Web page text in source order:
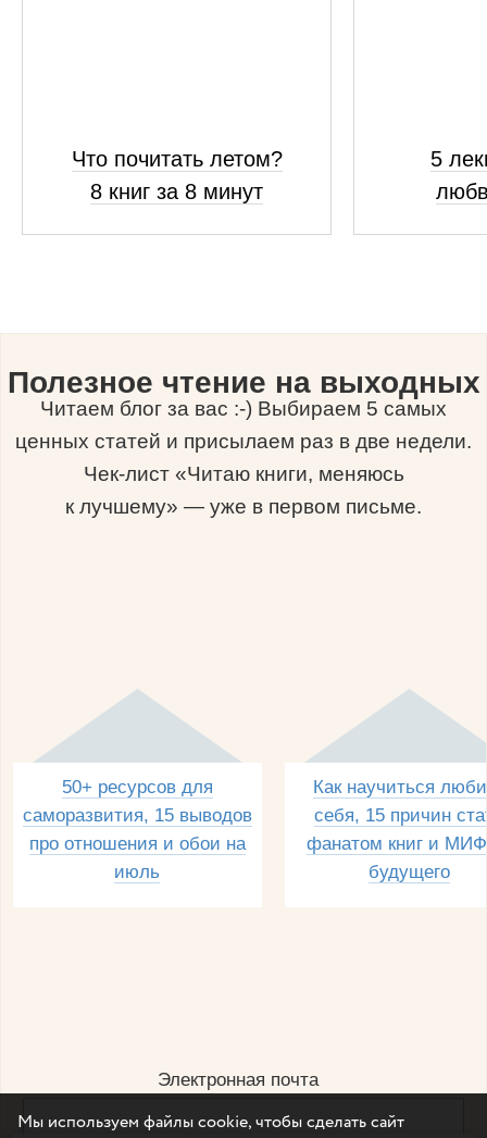
Что почитать летом?
8 книг за 8 минут
5
Полезное чтение на выходных
Читаем блог за вас :-) Выбираем 5 самых
ценных статей и присылаем раз в две недели.
Чек-лист «Читаю книги, меняюсь
к лучшему» — уже в первом письме.
50+ ресурсов для
саморазвития, 15 выводов
про отношения и обои на
июль
Как научиться
себя, 15 причин
фанатом книг и
будущего
Электронная почта
Мы используем файлы cookie, чтобы сделать сайт